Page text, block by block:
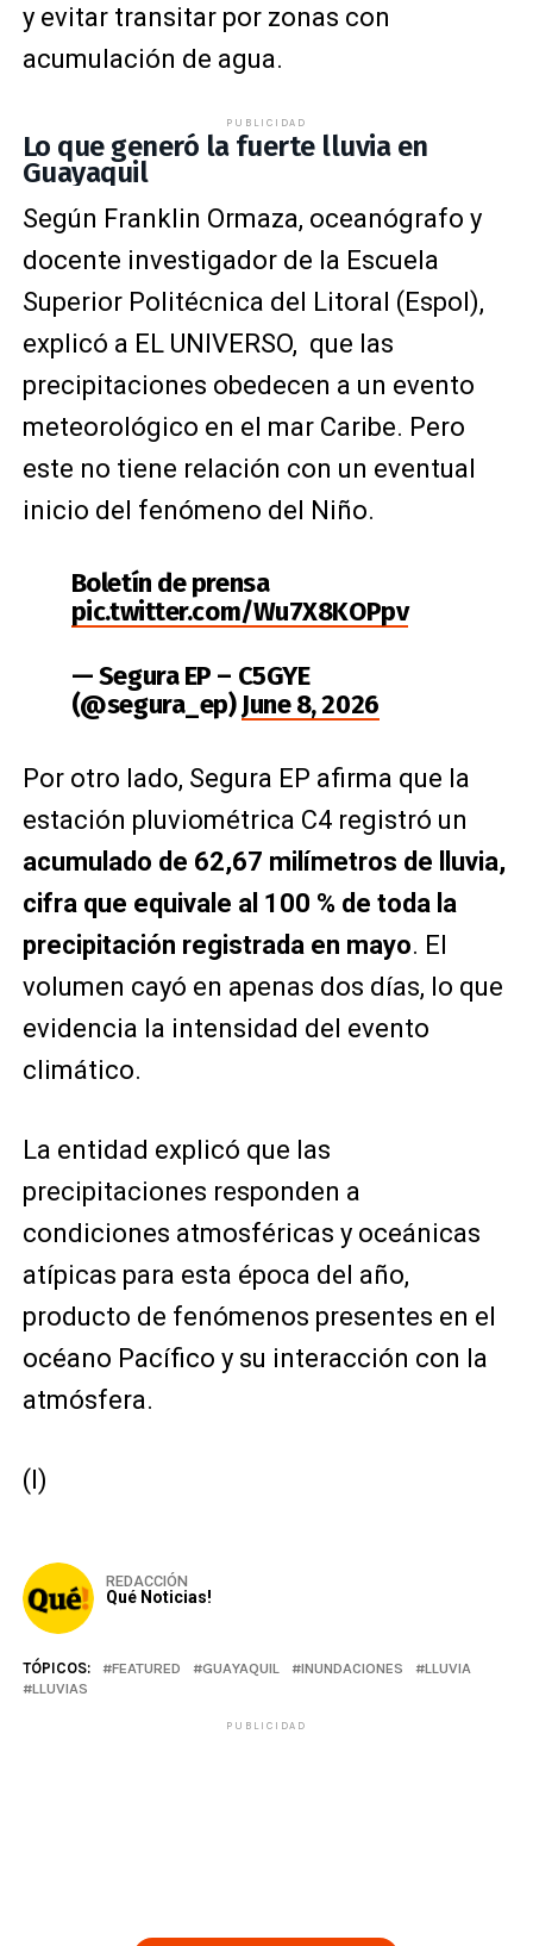
y evitar transitar por zonas con
acumulación de agua.
PUBLICIDAD
Lo que generó la fuerte lluvia en
Guayaquil
Según Franklin Ormaza, oceanógrafo y
docente investigador de la Escuela
Superior Politécnica del Litoral (Espol),
explicó a EL UNIVERSO, que las
precipitaciones obedecen a un evento
meteorológico en el mar Caribe. Pero
este no tiene relación con un eventual
inicio del fenómeno del Niño.
Boletín de prensa
pic.twitter.com/Wu7X8KOPpv
— Segura EP – C5GYE
(@segura_ep)June 8, 2026
Por otro lado, Segura EP afirma que la
estación pluviométrica C4 registró un
acumulado de 62,67 milímetros de lluvia,
cifra que equivale al 100 % de toda la
precipitación registrada en mayo. El
volumen cayó en apenas dos días, lo que
evidencia la intensidad del evento
climático.
La entidad explicó que las
precipitaciones responden a
condiciones atmosféricas y oceánicas
atípicas para esta época del año,
producto de fenómenos presentes en el
océano Pacífico y su interacción con la
atmósfera.
(I)
REDACCIÓN
Qué Noticias!
TÓPICOS: FEATURED GUAYAQUIL INUNDACIONES
LLUVIA
LLUVIAS
PUBLICIDAD